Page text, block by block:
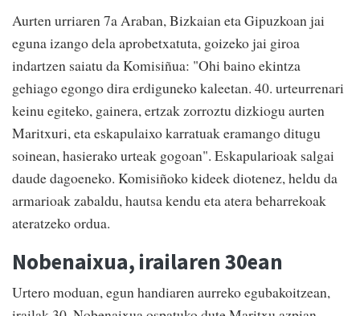
Aurten urriaren 7a Araban, Bizkaian eta Gipuzkoan jai
eguna izango dela aprobetxatuta, goizeko jai giroa
indartzen saiatu da Komisiñua: "Ohi baino ekintza
gehiago egongo dira erdiguneko kaleetan. 40. urteurrenari
keinu egiteko, gainera, ertzak zorroztu dizkiogu aurten
Maritxuri, eta eskapulaixo karratuak eramango ditugu
soinean, hasierako urteak gogoan". Eskapularioak salgai
daude dagoeneko. Komisiñoko kideek diotenez, heldu da
armarioak zabaldu, hautsa kendu eta atera beharrekoak
ateratzeko ordua.
Nobenaixua, irailaren 30ean
Urtero moduan, egun handiaren aurreko egubakoitzean,